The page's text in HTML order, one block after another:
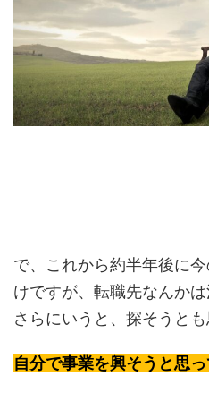
で、これから約半年後に
けですが、転職先なんかは
さらにいうと、探そうとも
自分で事業を興そうと思っ